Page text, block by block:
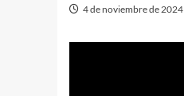
4 de noviembre de 2024